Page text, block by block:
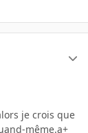
je crois que
même.a+